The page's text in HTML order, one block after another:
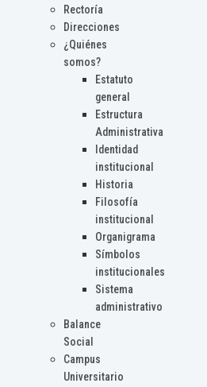
Rectoría
Direcciones
¿Quiénes
somos?
Estatuto
general
Estructura
Administrativa
Identidad
institucional
Historia
Filosofía
institucional
Organigrama
Símbolos
institucionales
Sistema
administrativo
Balance
Social
Campus
Universitario